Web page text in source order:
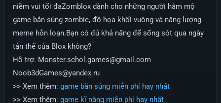
niềm vui tối đaZomblox dành cho những người hâm mộ
game bắn súng zombie, đồ họa khối vuông và năng lượng
meme hỗn loạn.Bạn có đủ khả năng để sống sót qua ngày
tận thế của Blox không?
Hỗ trợ: Monster.schol.games@gmail.com
Noob3dGames@yandex.ru
>> Xem thêm: game bắn súng miễn phí hay nhất
>> Xem thêm: game kĩ năng miễn phí hay nhất